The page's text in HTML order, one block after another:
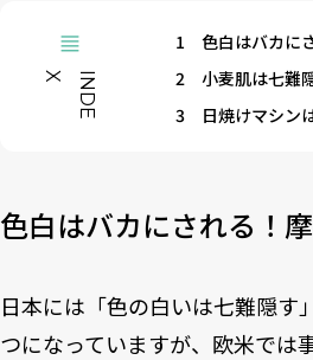
I
N
D
E
X
1
色白はバカに
2
小麦肌は七難
3
日焼けマシン
色白はバカにされる！
日本には「色の白いは七難隠す
つになっていますが、欧米では